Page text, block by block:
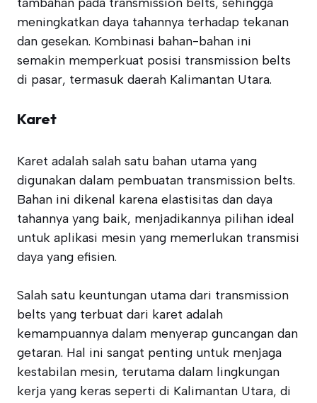
meningkatkan daya tahannya terhadap tekanan
dan gesekan. Kombinasi bahan-bahan ini
semakin memperkuat posisi transmission belts
di pasar, termasuk daerah Kalimantan Utara.
Karet
Karet adalah salah satu bahan utama yang
digunakan dalam pembuatan transmission belts.
Bahan ini dikenal karena elastisitas dan daya
tahannya yang baik, menjadikannya pilihan ideal
untuk aplikasi mesin yang memerlukan transmisi
daya yang efisien.
Salah satu keuntungan utama dari transmission
belts yang terbuat dari karet adalah
kemampuannya dalam menyerap guncangan dan
getaran. Hal ini sangat penting untuk menjaga
kestabilan mesin, terutama dalam lingkungan
kerja yang keras seperti di Kalimantan Utara, di